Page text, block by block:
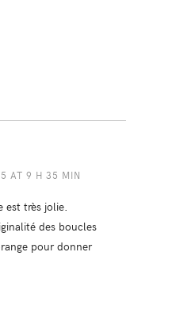
AT 9 H 35 MIN
est très jolie.
des boucles
pour donner